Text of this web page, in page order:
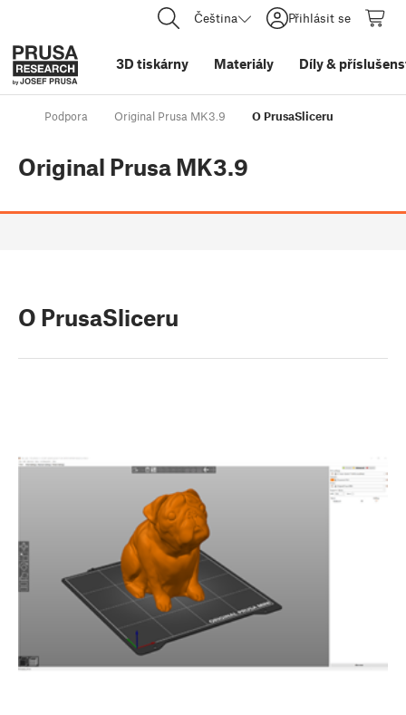
Čeština Přihlásit se
3D tiskárny Materiály Díly&
Podpora Original Prusa MK3.9 O PrusaSliceru
Original Prusa MK3.9
O PrusaSliceru